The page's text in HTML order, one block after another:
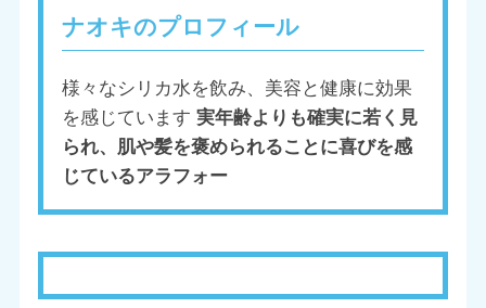
ナオキのプロフィール
様々なシリカ水を飲み、美容と健康に効果
を感じています 実年齢よりも確実に若く見
られ、肌や髪を褒められることに喜びを感
じているアラフォー